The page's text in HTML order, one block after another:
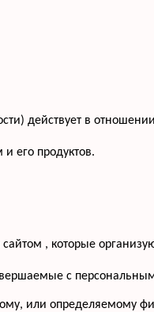
действует в
его продуктов.
, которые
с
или определяемому